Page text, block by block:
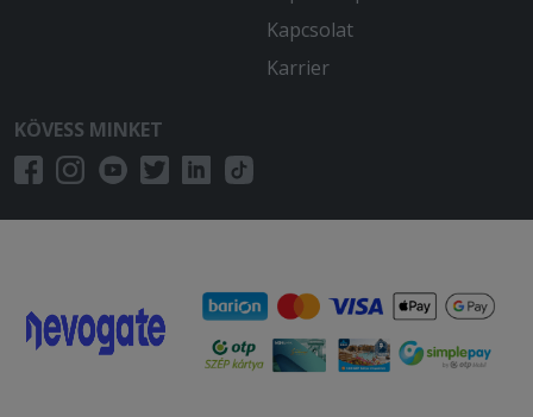
Minden rendben volt az étel is finom
2025-07-26 - Norbert:
Meg vagyok elégedve! Köszönöm
2025-07-22 - :
mindenkinek!
Kapcsolat
Karrier
KÖVESS MINKET